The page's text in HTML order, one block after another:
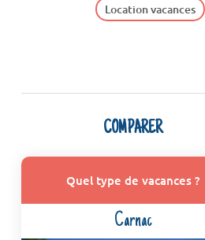
Location vacances
COMPARER
Quel type de vacances ?
Carnac